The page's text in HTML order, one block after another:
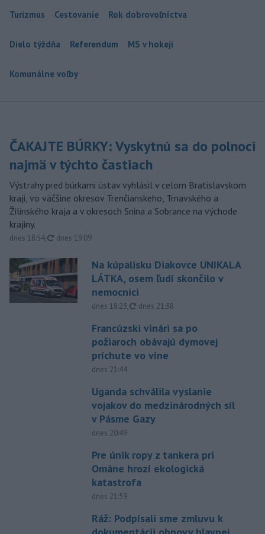
Turizmus Cestovanie Rok dobrovoľníctva
Dielo týždňa Referendum MS v hokeji
Komunálne voľby
ČAKAJTE BÚRKY: Vyskytnú sa do polnoci
najmä v týchto častiach
Výstrahy pred búrkami ústav vyhlásil v celom Bratislavskom
kraji, vo väčšine okresov Trenčianskeho, Trnavského a
Žilinského kraja a v okresoch Snina a Sobrance na východe
krajiny.
dnes 18:54, aktualizované
dnes 19:09
Na kúpalisku Diakovce UNIKALA
LÁTKA, osem ľudí skončilo v
nemocnici
dnes 18:23, aktualizované
dnes 21:38
Francúzski vinári sa po
požiaroch obávajú dymovej
príchute vo víne
dnes 21:44
Uganda schválila vyslanie
vojakov do medzinárodných síl
v Pásme Gazy
dnes 20:49
Pre únik ropy z tankera pri
Ománe hrozí ekologická
katastrofa
dnes 21:59
Ráž: Podpísali sme zmluvu k